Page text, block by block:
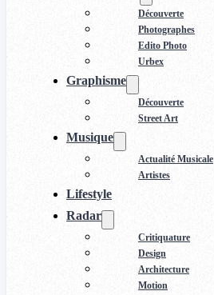
Découverte
Photographes
Edito Photo
Urbex
Graphisme
Découverte
Street Art
Musique
Actualité Musicale
Artistes
Lifestyle
Radar
Critiquature
Design
Architecture
Motion